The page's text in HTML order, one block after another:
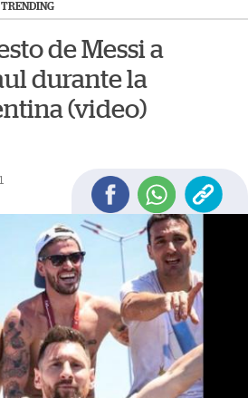
TRENDING
de Messi a
durante la
(video)